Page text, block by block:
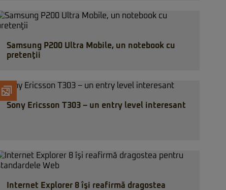
Samsung P200 Ultra Mobile, un notebook cu
pretenţii
Sony Ericsson T303 – un entry level interesant
Internet Explorer 8 îşi reafirmă dragostea